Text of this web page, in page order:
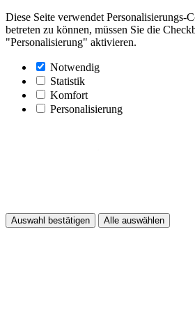
Diese Seite verwendet Personalisierungs-
betreten zu können, müssen Sie die
"Personalisierung" aktivieren.
Notwendig
Statistik
Komfort
Personalisierung
Auswahl bestätigen Alle auswählen